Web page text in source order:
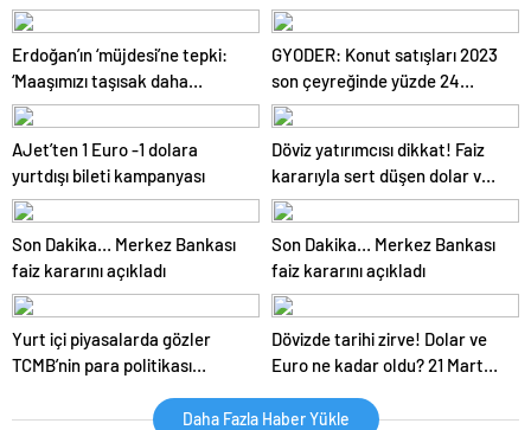
Uzmanlar anlattı
46’dan yüzde 28’e düştü:
İnsanca yaşam istediler
Erdoğan’ın ‘müjdesi’ne tepki:
‘Maaşımızı taşısak daha
fazlasını alıyoruz’
GYODER: Konut satışları 2023
son çeyreğinde yüzde 24
geriledi
AJet’ten 1 Euro -1 dolara
yurtdışı bileti kampanyası
Döviz yatırımcısı dikkat! Faiz
kararıyla sert düşen dolar ve
Euro ne kadar oldu? 22 Mart
2024 döviz fiyatları
Son Dakika… Merkez Bankası
faiz kararını açıkladı
Son Dakika… Merkez Bankası
faiz kararını açıkladı
Yurt içi piyasalarda gözler
TCMB’nin para politikası
Ekonomistler ne bekliyor?
Dövizde tarihi zirve! Dolar ve
Euro ne kadar oldu? 21 Mart
Daha Fazla Haber Yükle